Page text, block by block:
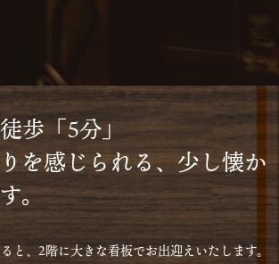
歩「5分」
を感じられる、少し懐か
。
と、2階に大きな看板でお出迎えいたします。